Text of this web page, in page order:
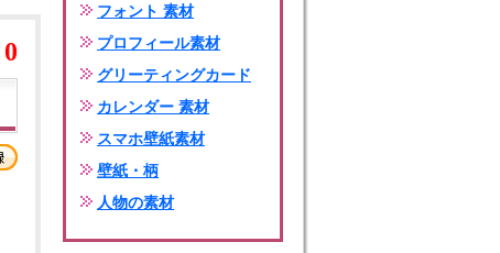
0
フォント 素材
プロフィール素材
グリーティングカード
カレンダー 素材
スマホ壁紙素材
壁紙・柄
人物の素材